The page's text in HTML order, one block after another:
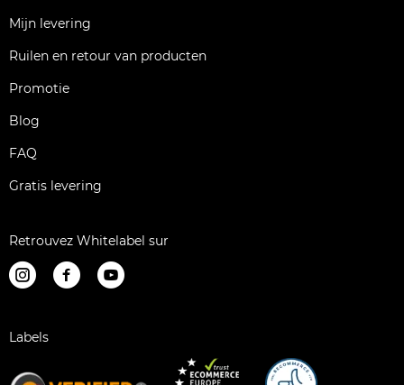
Mijn levering
Ruilen en retour van producten
Promotie
Blog
FAQ
Gratis levering
Retrouvez Whitelabel sur
Labels